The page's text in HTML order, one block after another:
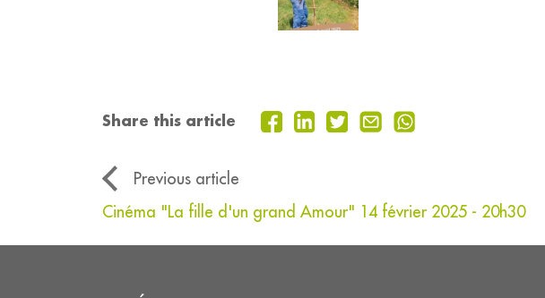
Share this article
Previous article
Cinéma "La fille d'un grand Amour" 14 février 2025 - 20h30